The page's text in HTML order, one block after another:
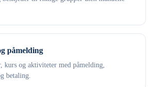
påmelding
kurs og aktiviteter med påmelding,
betaling.